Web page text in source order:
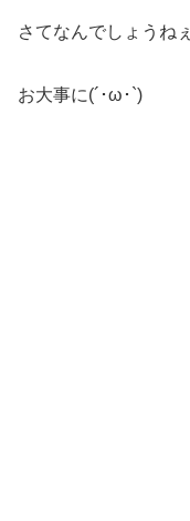
さてなんでしょうねぇ
お大事に(´･ω･`)